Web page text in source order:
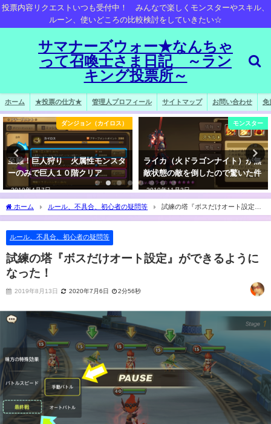
投票内容リクエストいつも受付中！ みんなで楽しくモンスターやスキル、
ルーン、使いどころの比較検討をしていきたい☆
サマナーズウォー★なんちゃ
って召喚士さま日記 ～ラン
キング投票所～
ホーム ★投票の仕方★ 管理人プロフィール サイトマップ お問い合わせ 免
ダンジョン（カイロス）
至難！巨人狩り 火属性モンスタ
ーのみで巨人１０階クリア
2019年4月7日
モンスター
ライカ（火ドラゴンナイト）が無
敵状態の敵を倒したので驚いた件
2019年11月3日
ホーム ルール、不具合、初心者の疑問等
試練の塔『ボスだけオート設定』
ができるようになった！
ルール、不具合、初心者の疑問等
試練の塔『ボスだけオート設定』ができるように
なった！
2019年8月13日 2020年7月6日 2分56秒